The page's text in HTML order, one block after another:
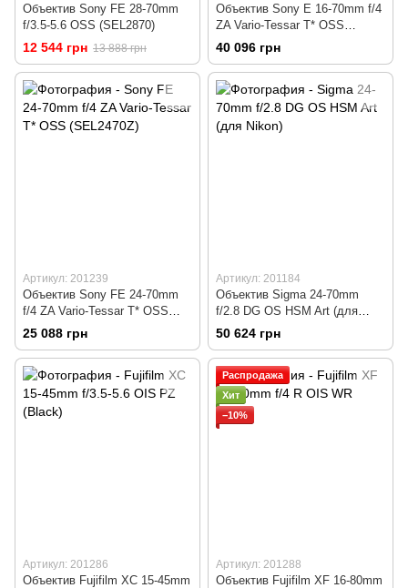
Объектив Sony FE 28-70mm
f/3.5-5.6 OSS (SEL2870)
12 544 грн 13 888 грн
Объектив Sony E 16-70mm f/4
ZA Vario-Tessar T* OSS
(SEL1670Z)
40 096 грн
Артикул: 201239
Объектив Sony FE 24-70mm
f/4 ZA Vario-Tessar T* OSS
(SEL2470Z)
25 088 грн
Артикул: 201184
Объектив Sigma 24-70mm
f/2.8 DG OS HSM Art (для
Nikon)
50 624 грн
Артикул: 201286
Объектив Fujifilm XC 15-45mm
Распродажа
Хит
−10%
Артикул: 201288
Объектив Fujifilm XF 16-80mm